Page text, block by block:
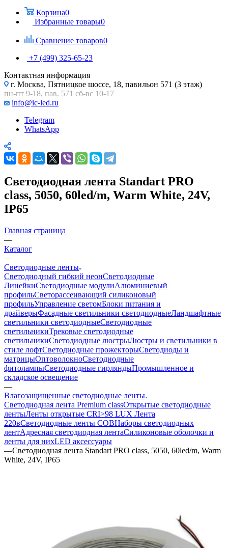
Корзина0
Избранные товары0
Сравнение товаров0
+7 (499) 325-65-23
Контактная информация
г. Москва, Пятницкое шоссе, 18, павильон 571 (3 этаж)
пн-пт 9-18, пав. 571 сб-вс 10-17
info@ic-led.ru
Telegram
WhatsApp
Светодиодная лента Standart PRO
class, 5050, 60led/m, Warm White, 24V,
IP65
Главная страница
—
Каталог
—
Светодиодные ленты
Светодиодный гибкий неонСветодиодные
ЛинейкиСветодиодные модулиАлюминиевый
профильСветорассеивающий силиконовый
профильУправление светомБлоки питания и
драйверыФасадные светильники светодиодныеЛандшафтные
светильники светодиодныеСветодиодные
светильникиТрековые светодиодные
светильникиСветодиодные люстрыЛюстры и светильники в
стиле лофтСветодиодные прожекторыСветодиоды и
матрицыОптоволокноСветодиодные
фитолампыСветодиодные гирляндыПромышленное и
складское освещение
—
Влагозащищенные светодиодные ленты
Светодиодная лента Premium classОткрытые светодиодные
лентыЛенты открытые CRI>98 LUX Лента
220вСветодиодные ленты COBНаборы светодиодных
лентАдресная светодиодная лентаСиликоновые оболочки и
ленты для нихLED аксессуары
—Светодиодная лента Standart PRO class, 5050, 60led/m, Warm
White, 24V, IP65